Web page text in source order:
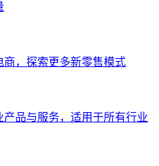
，探索更多新零售模式
品与服务，适用于所有行业